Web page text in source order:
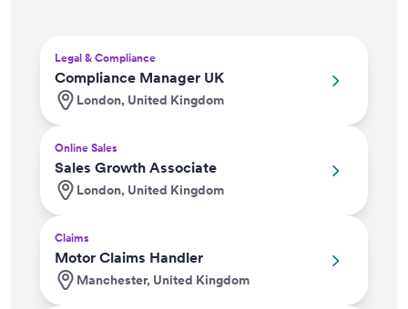
Compliance Manager UK
Legal & Compliance
London, United Kingdom
Sales Growth Associate
Online Sales
London, United Kingdom
Motor Claims Handler
Claims
Manchester, United Kingdom